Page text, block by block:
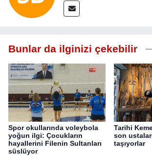
Bunlar da ilginizi çekebilir
Spor okullarında voleybola
yoğun ilgi: Çocukların
hayallerini Filenin Sultanları
süslüyor
Tarihi
son
taşıyorlar